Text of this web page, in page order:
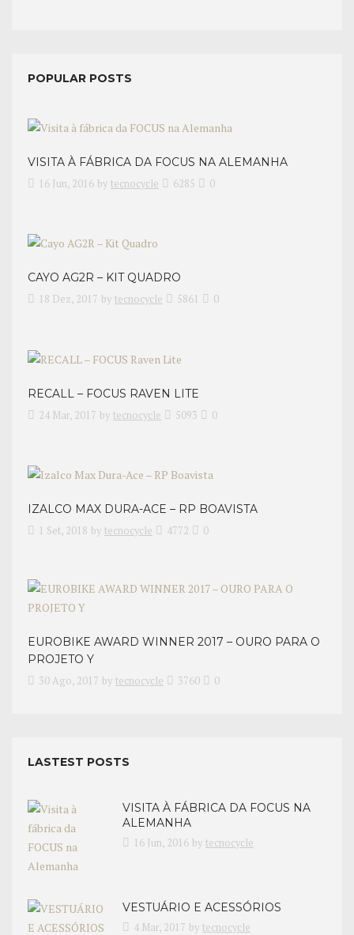
POPULAR POSTS
VISITA À FÁBRICA DA FOCUS NA ALEMANHA
16 Jun, 2016 by tecnocycle 6285 0
CAYO AG2R – KIT QUADRO
18 Dez, 2017 by tecnocycle 5861 0
RECALL – FOCUS RAVEN LITE
24 Mar, 2017 by tecnocycle 5093 0
IZALCO MAX DURA-ACE – RP BOAVISTA
1 Set, 2018 by tecnocycle 4772 0
EUROBIKE AWARD WINNER 2017 – OURO PARA O
PROJETO Y
30 Ago, 2017 by tecnocycle 3760 0
LASTEST POSTS
VISITA À FÁBRICA DA FOCUS NA
ALEMANHA
16 Jun, 2016 by tecnocycle
VESTUÁRIO E ACESSÓRIOS
4 Mar, 2017 by tecnocycle